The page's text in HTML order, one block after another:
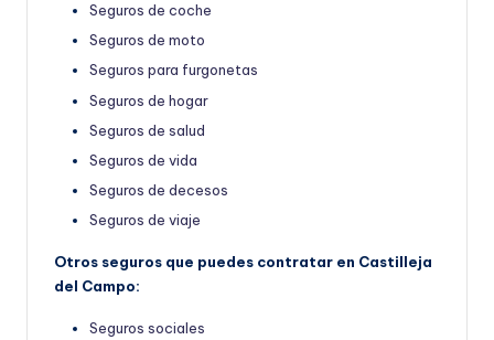
Seguros de coche
Seguros de moto
Seguros para furgonetas
Seguros de hogar
Seguros de salud
Seguros de vida
Seguros de decesos
Seguros de viaje
Otros seguros que puedes contratar en Castilleja
del Campo:
Seguros sociales